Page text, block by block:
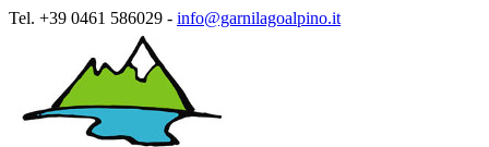
Tel. +39 0461 586029 - info@garnilagoalpino.it